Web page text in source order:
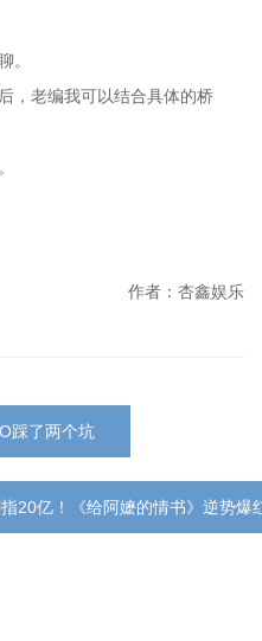
。
，老编我可以结合具体的桥
作者：杏鑫娱乐
踩了两个坑
20亿！《给阿嬷的情书》逆势爆